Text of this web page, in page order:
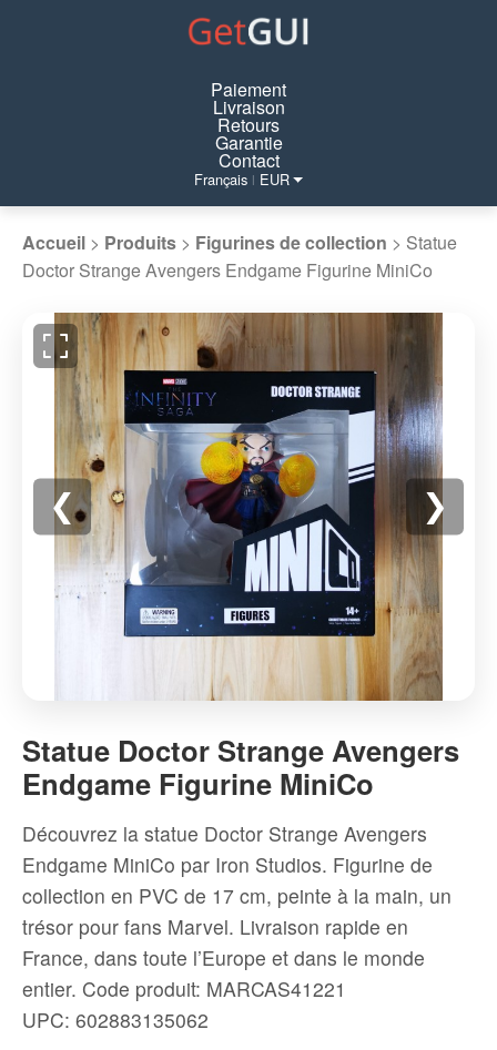
Paiement
Livraison
Retours
Garantie
Contact
Français | EUR
Accueil > Produits > Figurines de collection > Statue
Doctor Strange Avengers Endgame Figurine MiniCo
❮ ❯
Doctor
Strange
Avengers
Endgame
Figurine
MiniCo
-
Haute
qualité
Figurines
de
Statue Doctor Strange Avengers
Endgame Figurine MiniCo
Découvrez la statue Doctor Strange Avengers
Endgame MiniCo par Iron Studios. Figurine de
collection en PVC de 17 cm, peinte à la main, un
trésor pour fans Marvel. Livraison rapide en
France, dans toute l’Europe et dans le monde
entier. Code produit: MARCAS41221
UPC: 602883135062